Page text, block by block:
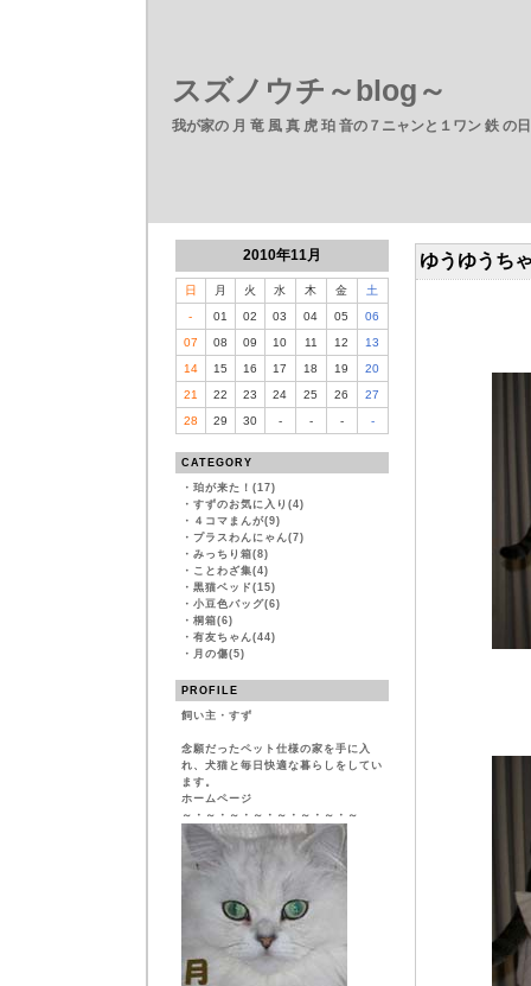
スズノウチ～blog～
我が家の 月 竜 風 真 虎 珀 音の７ニャンと１ワン 鉄 の
2010年11月
日 月 火 水 木 金
土
-
01 02 03 04 05
06
07
08 09 10 11 12
13
14
15 16 17 18 19
20
21
22 23 24 25 26
27
28
29 30 - - - -
CATEGORY
・ 珀が来た！(17)
・ すずのお気に入り(4)
・ ４コマまんが(9)
・ プラスわんにゃん(7)
・ みっちり箱(8)
・ ことわざ集(4)
・ 黒猫ベッド(15)
・ 小豆色バッグ(6)
・ 桐箱(6)
・ 有友ちゃん(44)
・ 月の傷(5)
PROFILE
飼い主・すず
念願だったペット仕様の家を手に入
れ、犬猫と毎日快適な暮らしをしてい
ます。
ホームページ
～・～・～・～・～・～・～・～
ゆうゆうち